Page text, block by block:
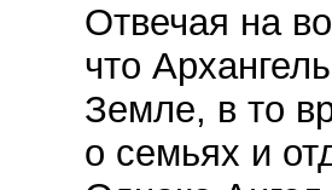
Отвечая на
что
Земле, в то
о семьях и